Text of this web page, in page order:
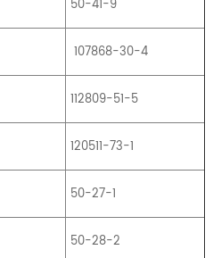
50-41-9
107868-30-4
112809-51-5
120511-73-1
50-27-1
50-28-2